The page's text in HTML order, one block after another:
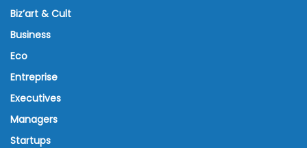
Biz’art & Cult
Business
Eco
Entreprise
Executives
Managers
Startups